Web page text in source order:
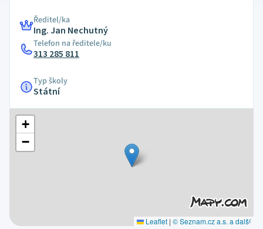
Ředitel/ka
Ing. Jan Nechutný
Telefon na ředitele/ku
313 285 811
Typ školy
Státní
+
−
Leaflet | © Seznam.cz a.s. a další